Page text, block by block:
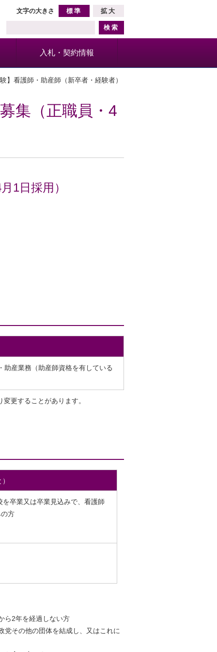
文字の大きさ 標準 拡大
入札・契約情報
】看護師・助産師（新卒者・経験者）
集（正職員・4
1日採用）
産業務（助産師資格を有している
更することがあります。
卒業又は卒業見込みで、看護師
方
ら2年を経過しない方
その他の団体を結成し、又はこれに